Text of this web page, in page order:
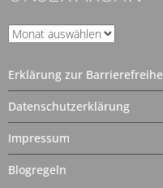
Unser
Erklärung zur
Datenschutzerklärung
Impressum
Blogregeln